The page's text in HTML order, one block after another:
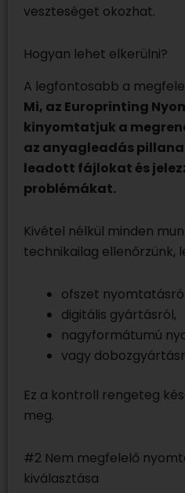
veszteséget okozhat.
Hogyan lehet elkerülni?
A legfontosabb a
Mi, az Europrinting
kinyomtatjuk a
az anyagleadás
leadott fájlokat és
problémákat.
Kivétel nélkül minden
technikailag ellenőrzünk,
ofszet
digitális gyártásról,
nagyformátumú
vagy
Ez a kontroll rengeteg
meg.
#2 Nem megfelelő
kiválasztása